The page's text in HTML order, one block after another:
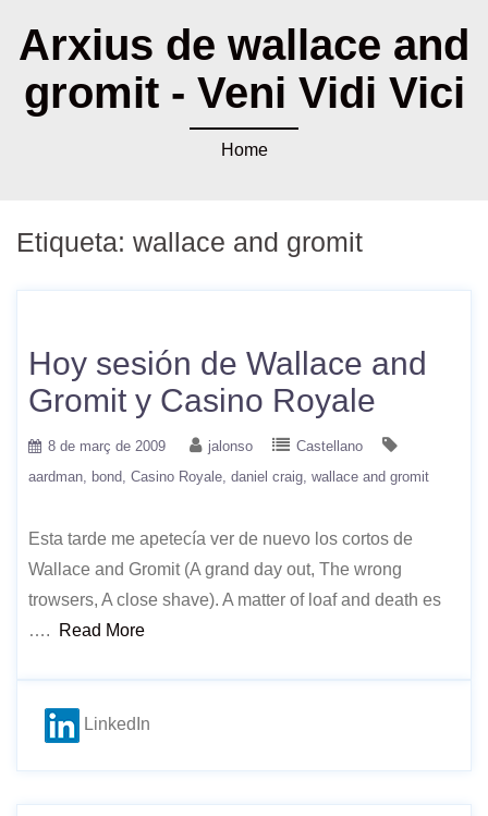
Arxius de wallace and
gromit - Veni Vidi Vici
Home
Etiqueta: wallace and gromit
Hoy sesión de Wallace and
Gromit y Casino Royale
8 de març de 2009 jalonso
Castellano
aardman
bond Casino Royale daniel craig wallace and gromit
Esta tarde me apetecía ver de nuevo los cortos de
Wallace and Gromit (A grand day out, The wrong
trowsers, A close shave). A matter of loaf and death es
….
Read More
LinkedIn